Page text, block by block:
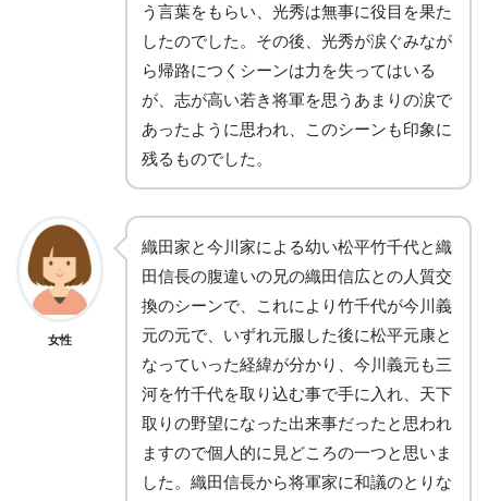
う言葉をもらい、光秀は無事に役目を果た
したのでした。その後、光秀が涙ぐみなが
ら帰路につくシーンは力を失ってはいる
が、志が高い若き将軍を思うあまりの涙で
あったように思われ、このシーンも印象に
残るものでした。
女性
織田家と今川家による幼い松平竹千代と織
田信長の腹違いの兄の織田信広との人質交
換のシーンで、これにより竹千代が今川義
元の元で、いずれ元服した後に松平元康と
なっていった経緯が分かり、今川義元も三
河を竹千代を取り込む事で手に入れ、天下
取りの野望になった出来事だったと思われ
ますので個人的に見どころの一つと思いま
した。織田信長から将軍家に和議のとりな